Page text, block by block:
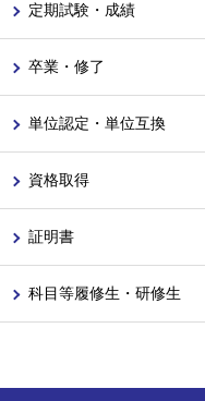
定期試験・成績
卒業・修了
単位認定・単位互換
資格取得
証明書
科目等履修生・研修生